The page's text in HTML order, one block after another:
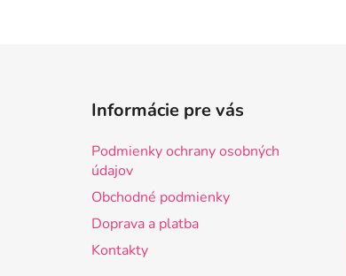
Informácie pre vás
Podmienky ochrany osobných
údajov
Obchodné podmienky
Doprava a platba
Kontakty